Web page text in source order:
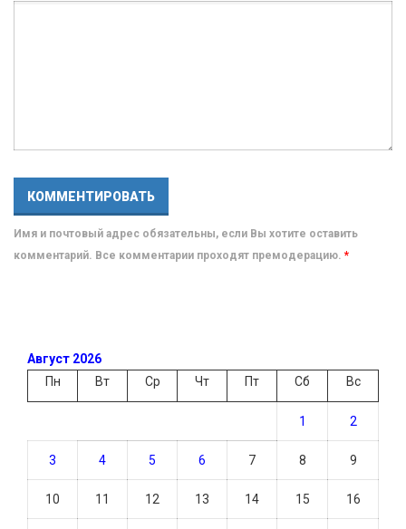
Имя и почтовый адрес обязательны, если Вы хотите оставить
комментарий. Все комментарии проходят премодерацию. *
Август 2026
Пн
Вт Ср Чт Пт Сб Вс
1 2
3 4 5 6 7 8 9
10 11 12 13 14 15 16